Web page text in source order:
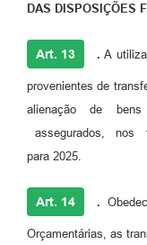
DAS DISPOSIÇÕES
Art. 13 . A
provenientes de
alienação de
assegurados, nos
para 2025.
Art. 14 .
Orçamentárias, as